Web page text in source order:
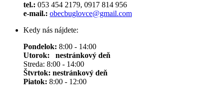
tel.: 053 454 2179, 0917 814 956
e-mail.: obecbuglovce@gmail.com
Kedy nás nájdete:
Pondelok: 8:00 - 14:00
Utorok: nestránkový deň
Streda: 8:00 - 14:00
Štvrtok: nestránkový deň
Piatok: 8:00 - 12:00